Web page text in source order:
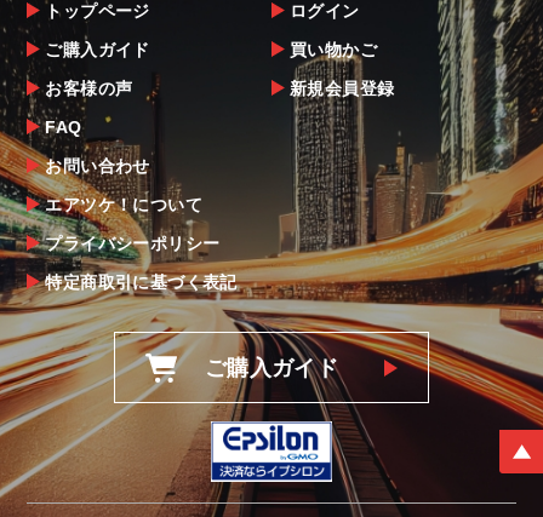
トップページ
ご購入ガイド
お客様の声
FAQ
お問い合わせ
エアツケ！について
プライバシーポリシー
特定商取引に基づく表記
ログイン
買い物かご
新規会員登録
ご購入ガイド